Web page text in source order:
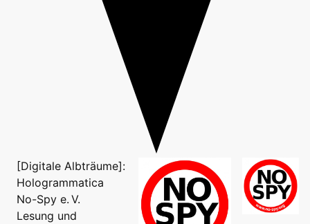
[Digitale Albträume]:
Hologrammatica
No-Spy e. V.
Lesung und